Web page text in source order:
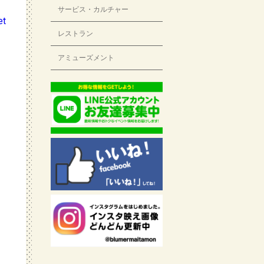
サービス・カルチャー
レストラン
アミューズメント